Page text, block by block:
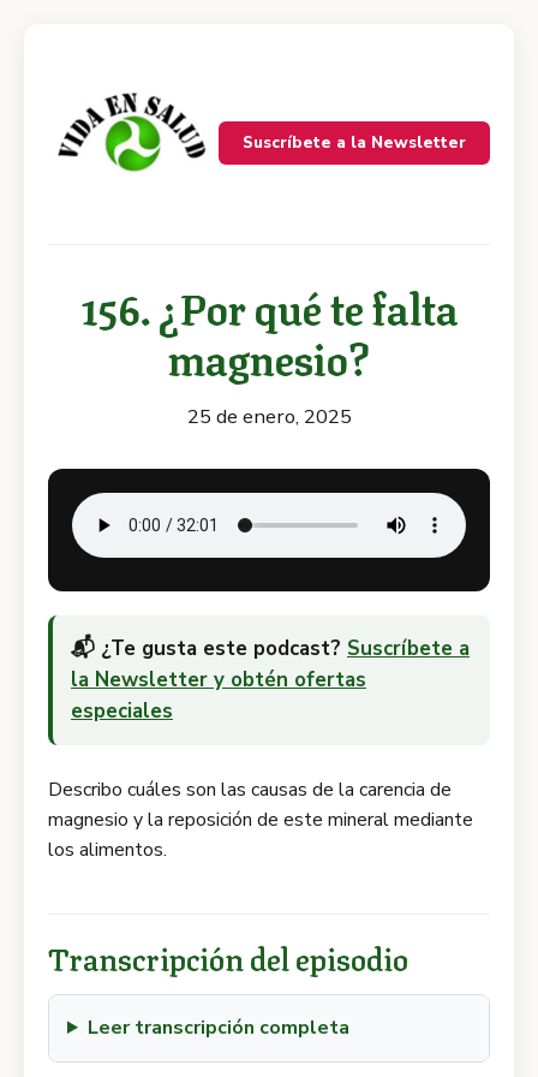
Suscríbete a la Newsletter
156. ¿Por qué te falta
magnesio?
25 de enero, 2025
📬 ¿Te gusta este podcast? Suscríbete a
la Newsletter y obtén ofertas
especiales
Describo cuáles son las causas de la carencia de
magnesio y la reposición de este mineral mediante
los alimentos.
Transcripción del episodio
Leer transcripción completa